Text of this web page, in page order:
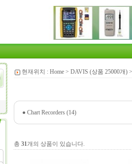
현재위치 : Home > DAVIS (상품 25000개)
● Chart Recorders (14)
총 31개의 상품이 있습니다.